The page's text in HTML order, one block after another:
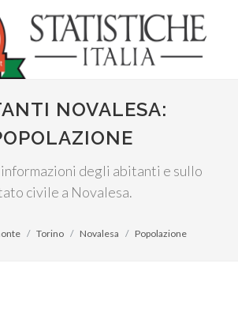
NOVALESA:
degli abitanti e sullo
civile a Novalesa.
Torino Novalesa Popolazione